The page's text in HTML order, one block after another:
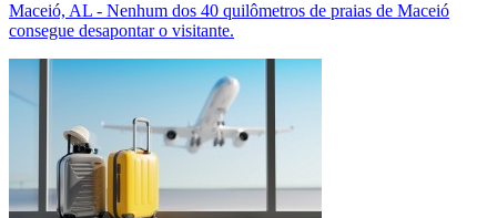
Maceió, AL - Nenhum dos 40 quilômetros de praias de Maceió
consegue desapontar o visitante.